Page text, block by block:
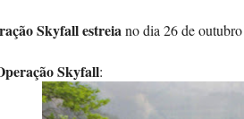
Skyfall estreiano dia 26 de
Skyfall: